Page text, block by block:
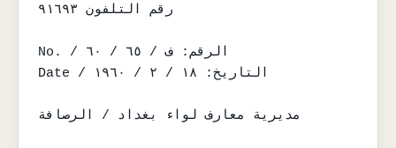
رقم التلفون ٩١٦٩٣
No. / الرقم: ف / ٦٥ / ٦٠
Date / التاريخ: ١٨ / ٢ / ١٩٦٠
مديرية معارف لواء بغداد / الرصافة